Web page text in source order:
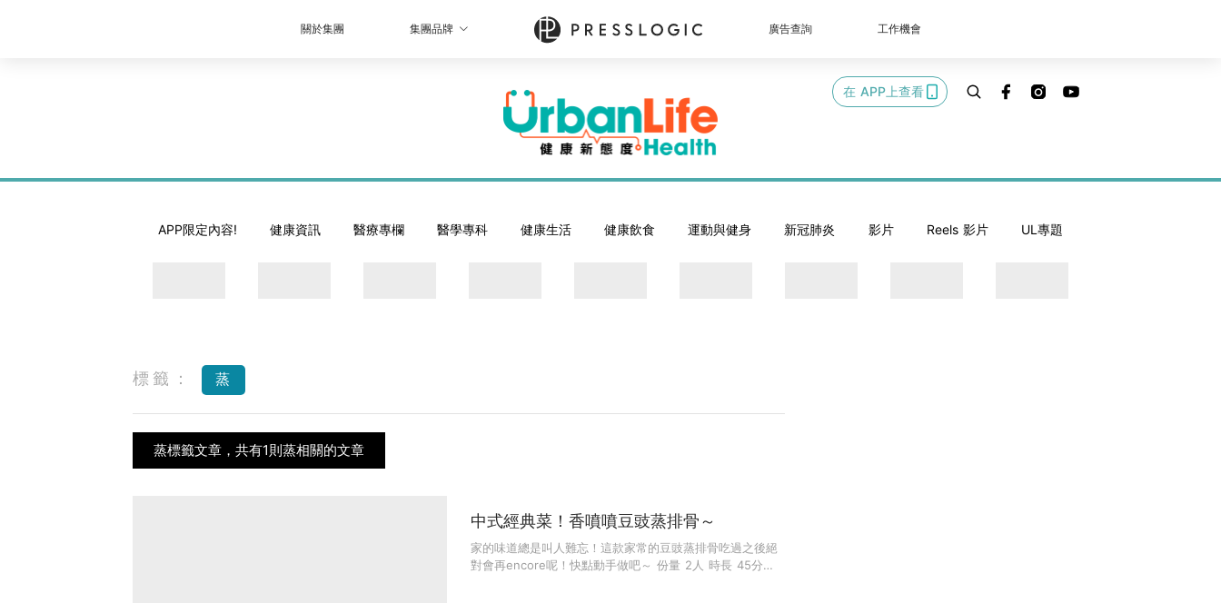
關於集團 集團品牌 廣告查詢 工作機會
在 APP上查看
APP限定內容! 健康資訊 醫療專欄 醫學專科 健康生活 健康飲食 運動與健身 新冠肺炎 影片 Reels 影片 UL專題
標籤： 蒸
蒸標籤文章，共有1則蒸相關的文章
中式經典菜！香噴噴豆豉蒸排骨～
家的味道總是叫人難忘！這款家常的豆豉蒸排骨吃過之後絕
對會再encore呢！快點動手做吧～ 份量 2人 時長 45分